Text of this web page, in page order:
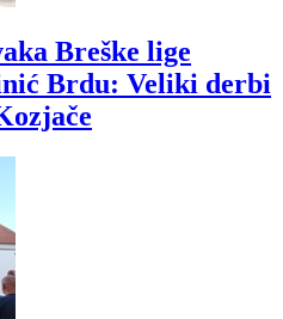
Breške lige
Brdu: Veliki derbi